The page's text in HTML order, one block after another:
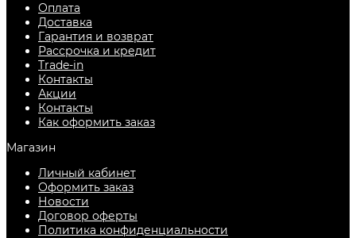
Оплата
Доставка
Гарантия и возврат
Рассрочка и кредит
Trade-in
Контакты
Акции
Контакты
Как оформить заказ
Магазин
Личный кабинет
Оформить заказ
Новости
Договор оферты
Политика конфиденциальности